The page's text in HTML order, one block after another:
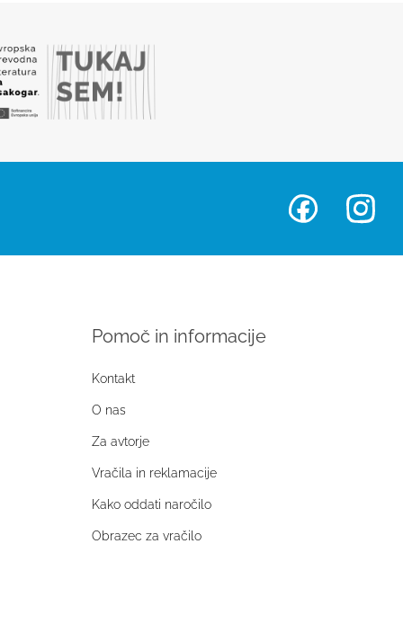
Pomoč in informacije
Kontakt
O nas
Za avtorje
Vračila in reklamacije
Kako oddati naročilo
Obrazec za vračilo